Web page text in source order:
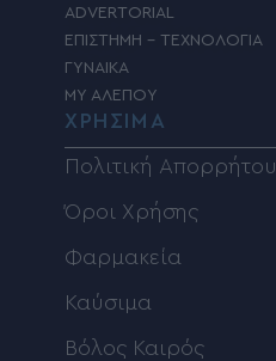
ADVERTORIAL
ΕΠΙΣΤΗΜΗ – ΤΕΧΝΟΛΟΓΙΑ
ΓΥΝΑΙΚΑ
MY ΑΛΕΠΟΥ
ΧΡΗΣΙΜΑ
Πολιτική Απορρήτου
Όροι Χρήσης
Φαρμακεία
Καύσιμα
Βόλος Καιρός